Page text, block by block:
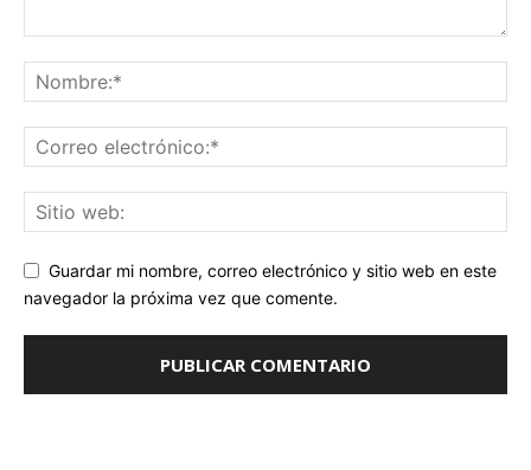
Guardar mi nombre, correo electrónico y sitio web en este
navegador la próxima vez que comente.